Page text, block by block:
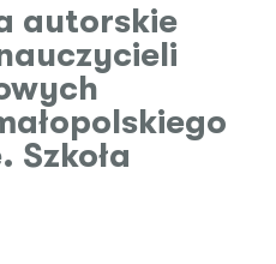
autorskie
Szkoła